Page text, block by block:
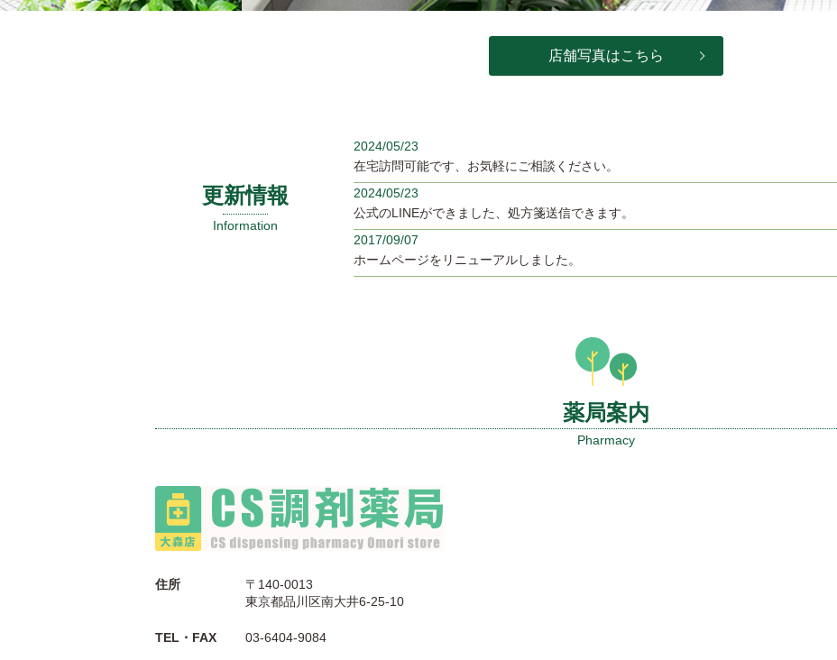
店舗写真はこちら
更新情報
Information
2024/05/23
在宅訪問可能です、お気軽にご相談ください。
2024/05/23
公式のLINEができました、処方箋送信できます。
2017/09/07
ホームページをリニューアルしました。
薬局案内
Pharmacy
住所
〒140-0013
東京都品川区南大井6-25-10
TEL・FAX 03-6404-9084